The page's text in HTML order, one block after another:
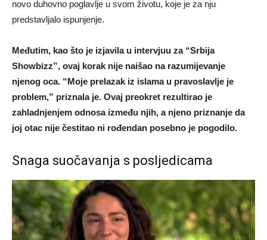
novo duhovno poglavlje u svom životu, koje je za nju
predstavljalo ispunjenje.
Međutim, kao što je izjavila u intervjuu za “Srbija
Showbizz”, ovaj korak nije naišao na razumijevanje
njenog oca. “Moje prelazak iz islama u pravoslavlje je
problem,” priznala je. Ovaj preokret rezultirao je
zahladnjenjem odnosa između njih, a njeno priznanje da
joj otac nije čestitao ni rođendan posebno je pogodilo.
Snaga suočavanja s posljedicama